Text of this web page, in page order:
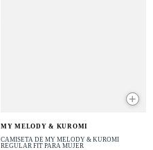
-50% OFF
+
MY MELODY & KUROMI
CAMISETA DE MY MELODY & KUROMI
REGULAR FIT PARA MUJER